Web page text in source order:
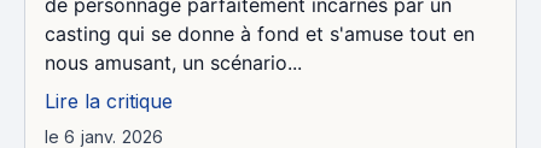
casting qui se donne à fond et s'amuse tout en
nous amusant, un scénario...
Lire la critique
le 6 janv. 2026